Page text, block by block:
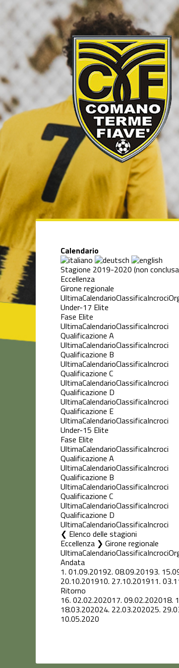
Calendario
Stagione 2019-2020 (non
Eccellenza
Girone regionale
UltimaCalendarioClassificaIncroci
Under-17 Elite
Fase Elite
UltimaCalendarioClassificaIncroci
Qualificazione A
UltimaCalendarioClassificaIncroci
Qualificazione B
UltimaCalendarioClassificaIncroci
Qualificazione C
UltimaCalendarioClassificaIncroci
Qualificazione D
UltimaCalendarioClassificaIncroci
Qualificazione E
UltimaCalendarioClassificaIncroci
Under-15 Elite
Fase Elite
UltimaCalendarioClassificaIncroci
Qualificazione A
UltimaCalendarioClassificaIncroci
Qualificazione B
UltimaCalendarioClassificaIncroci
Qualificazione C
UltimaCalendarioClassificaIncroci
Qualificazione D
UltimaCalendarioClassificaIncroci
Elenco delle stagioni
Eccellenza ❯ Girone regionale
UltimaCalendarioClassificaIncroci
Andata
1. 01.09.20192. 08.09.20193.
20.10.201910. 27.10.201911.
Ritorno
16. 02.02.202017. 09.02.202018.
18.03.202024. 22.03.202025.
10.05.2020